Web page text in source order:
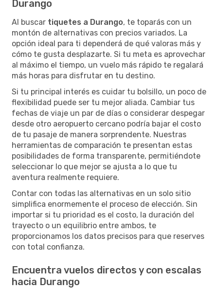
Durango
Al buscar tiquetes a Durango, te toparás con un
montón de alternativas con precios variados. La
opción ideal para ti dependerá de qué valoras más y
cómo te gusta desplazarte. Si tu meta es aprovechar
al máximo el tiempo, un vuelo más rápido te regalará
más horas para disfrutar en tu destino.
Si tu principal interés es cuidar tu bolsillo, un poco de
flexibilidad puede ser tu mejor aliada. Cambiar tus
fechas de viaje un par de días o considerar despegar
desde otro aeropuerto cercano podría bajar el costo
de tu pasaje de manera sorprendente. Nuestras
herramientas de comparación te presentan estas
posibilidades de forma transparente, permitiéndote
seleccionar lo que mejor se ajusta a lo que tu
aventura realmente requiere.
Contar con todas las alternativas en un solo sitio
simplifica enormemente el proceso de elección. Sin
importar si tu prioridad es el costo, la duración del
trayecto o un equilibrio entre ambos, te
proporcionamos los datos precisos para que reserves
con total confianza.
Encuentra vuelos directos y con escalas
hacia Durango